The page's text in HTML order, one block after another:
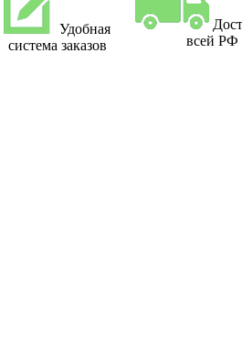
Удобная
система заказов
всей РФ